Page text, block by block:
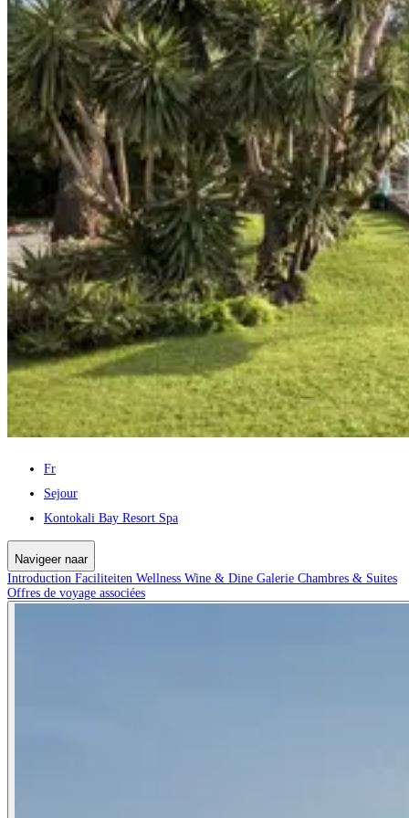
Fr
Sejour
Kontokali Bay Resort Spa
Navigeer naar
Introduction Faciliteiten Wellness Wine & Dine Galerie Chambres & Suites
Offres de voyage associées